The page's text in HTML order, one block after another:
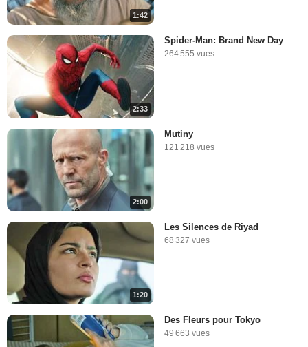
1:42
2:33
Spider-Man: Brand New Day
264 555 vues
2:00
Mutiny
121 218 vues
1:20
Les Silences de Riyad
68 327 vues
Des Fleurs pour Tokyo
49 663 vues